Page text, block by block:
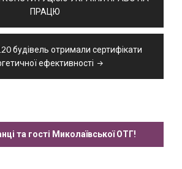
ПРАЦЮ
будівель отримали сертифікати
ефективності
та гості Миколаївської ОТГ!